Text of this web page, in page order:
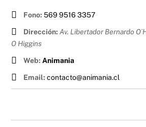
Fono: 569 9516 3357
Dirección: Av. Libertador Bernardo
O Higgins
Web: Animania
Email: contacto@animania.cl